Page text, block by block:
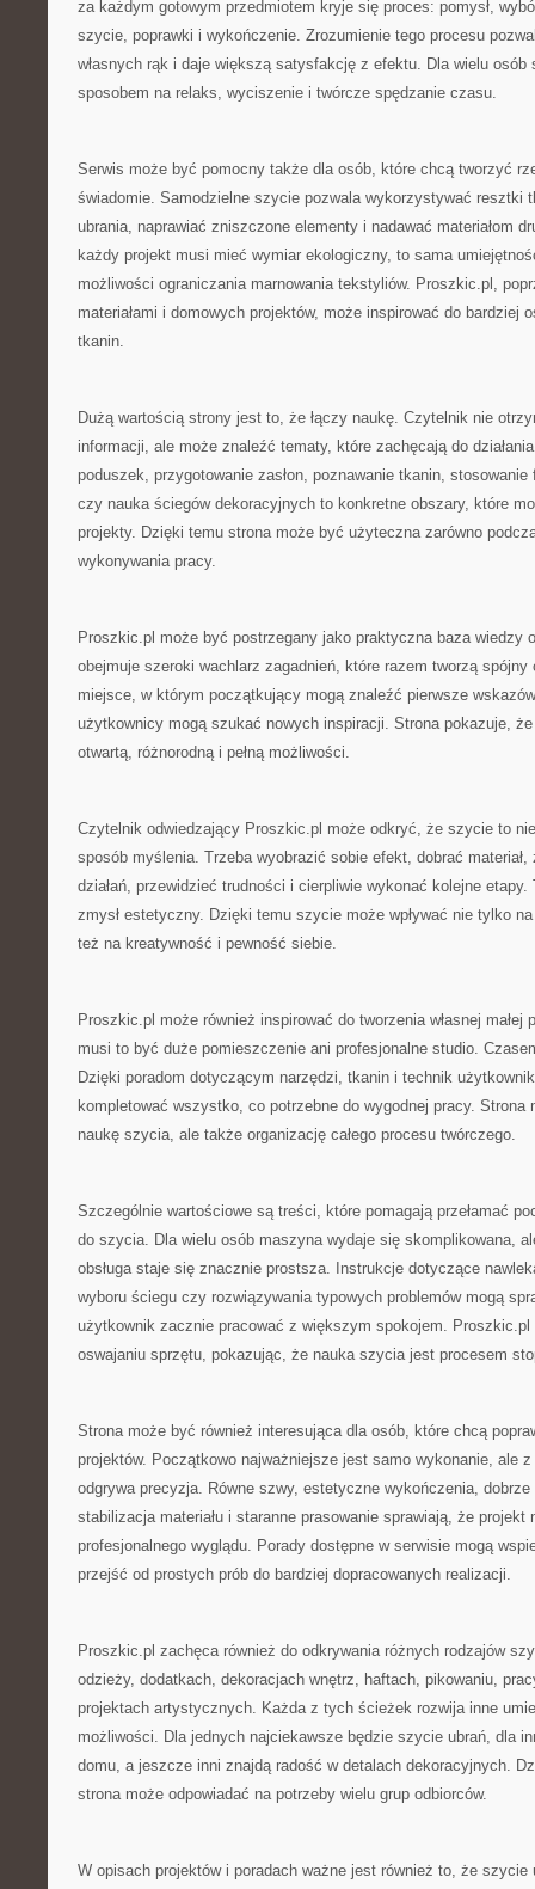
za każdym gotowym przedmiotem kryje się proces: pomysł,
szycie, poprawki i wykończenie. Zrozumienie tego procesu
własnych rąk i daje większą satysfakcję z efektu. Dla wielu
sposobem na relaks, wyciszenie i twórcze spędzanie czasu.
Serwis może być pomocny także dla osób, które chcą tworzyć
świadomie. Samodzielne szycie pozwala wykorzystywać resztki
ubrania, naprawiać zniszczone elementy i nadawać materiałom
każdy projekt musi mieć wymiar ekologiczny, to sama
możliwości ograniczania marnowania tekstyliów. Proszkic.pl,
materiałami i domowych projektów, może inspirować do bardziej
tkanin.
Dużą wartością strony jest to, że łączy naukę. Czytelnik nie
informacji, ale może znaleźć tematy, które zachęcają do
poduszek, przygotowanie zasłon, poznawanie tkanin,
czy nauka ściegów dekoracyjnych to konkretne obszary, które
projekty. Dzięki temu strona może być użyteczna zarówno
wykonywania pracy.
Proszkic.pl może być postrzegany jako praktyczna baza wiedzy
obejmuje szeroki wachlarz zagadnień, które razem tworzą
miejsce, w którym początkujący mogą znaleźć pierwsze
użytkownicy mogą szukać nowych inspiracji. Strona pokazuje,
otwartą, różnorodną i pełną możliwości.
Czytelnik odwiedzający Proszkic.pl może odkryć, że szycie to
sposób myślenia. Trzeba wyobrazić sobie efekt, dobrać materiał,
działań, przewidzieć trudności i cierpliwie wykonać kolejne
zmysł estetyczny. Dzięki temu szycie może wpływać nie tylko
też na kreatywność i pewność siebie.
Proszkic.pl może również inspirować do tworzenia własnej małej
musi to być duże pomieszczenie ani profesjonalne studio.
Dzięki poradom dotyczącym narzędzi, tkanin i technik
kompletować wszystko, co potrzebne do wygodnej pracy. Strona
naukę szycia, ale także organizację całego procesu twórczego.
Szczególnie wartościowe są treści, które pomagają przełamać
do szycia. Dla wielu osób maszyna wydaje się skomplikowana,
obsługa staje się znacznie prostsza. Instrukcje dotyczące
wyboru ściegu czy rozwiązywania typowych problemów mogą
użytkownik zacznie pracować z większym spokojem.
oswajaniu sprzętu, pokazując, że nauka szycia jest procesem
Strona może być również interesująca dla osób, które chcą
projektów. Początkowo najważniejsze jest samo wykonanie, ale
odgrywa precyzja. Równe szwy, estetyczne wykończenia, dobrze
stabilizacja materiału i staranne prasowanie sprawiają, że projekt
profesjonalnego wyglądu. Porady dostępne w serwisie mogą
przejść od prostych prób do bardziej dopracowanych realizacji.
Proszkic.pl zachęca również do odkrywania różnych rodzajów
odzieży, dodatkach, dekoracjach wnętrz, haftach, pikowaniu,
projektach artystycznych. Każda z tych ścieżek rozwija inne
możliwości. Dla jednych najciekawsze będzie szycie ubrań, dla
domu, a jeszcze inni znajdą radość w detalach dekoracyjnych.
strona może odpowiadać na potrzeby wielu grup odbiorców.
W opisach projektów i poradach ważne jest również to, że